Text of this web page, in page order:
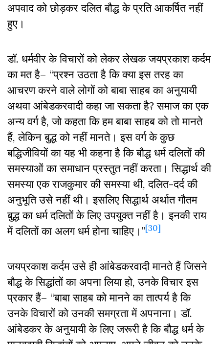
अपवाद को छोड़कर दलित बौद्ध के प्रति आकर्षित नहीं
हुए।
डॉ. धर्मवीर के विचारों को लेकर लेखक जयप्रकाश कर्दम
का मत है– “प्रश्न उठता है कि क्या इस तरह का
आचरण करने वाले लोगों को बाबा साहब का अनुयायी
अथवा आंबेडकरवादी कहा जा सकता है? समाज का एक
अन्य वर्ग है, जो कहता कि हम बाबा साहब को तो मानते
हैं, लेकिन बुद्ध को नहीं मानते। इस वर्ग के कुछ
बद्धिजीवियों का यह भी कहना है कि बौद्ध धर्म दलितों की
समस्याओं का समाधान प्रस्तुत नहीं करता। सिद्धार्थ की
समस्या एक राजकुमार की समस्या थी, दलित-दर्द की
अनुभूति उसे नहीं थी। इसलिए सिद्धार्थ अर्थात गौतम
बुद्ध का धर्म दलितों के लिए उपयुक्त नहीं है। इनकी राय
में दलितों का अलग धर्म होना चाहिए।”[30]
जयप्रकाश कर्दम उसे ही आंबेडकरवादी मानते हैं जिसने
बौद्ध के सिद्धांतों का अपना लिया हो, उनके विचार इस
प्रकार हैं– “बाबा साहब को मानने का तात्पर्य है कि
उनके विचारों को उनकी समग्रता में अपनाना। डॉ.
आंबेडकर के अनुयायी के लिए जरूरी है कि बौद्ध धर्म के